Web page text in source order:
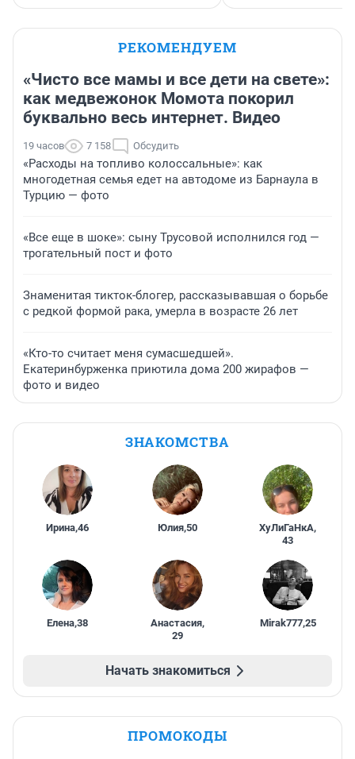
РЕКОМЕНДУЕМ
«Чисто все мамы и все дети на свете»:
как медвежонок Момота покорил
буквально весь интернет. Видео
19 часов 7 158 Обсудить
«Расходы на топливо колоссальные»: как
многодетная семья едет на автодоме из Барнаула в
Турцию — фото
«Все еще в шоке»: сыну Трусовой исполнился год —
трогательный пост и фото
Знаменитая тикток-блогер, рассказывавшая о борьбе
с редкой формой рака, умерла в возрасте 26 лет
«Кто-то считает меня сумасшедшей».
Екатеринбурженка приютила дома 200 жирафов —
фото и видео
ЗНАКОМСТВА
Ирина,46 Юлия,50 ХуЛиГаНкА,
43
Елена,38 Анастасия,
29
Mirak777,25
Начать знакомиться
ПРОМОКОДЫ